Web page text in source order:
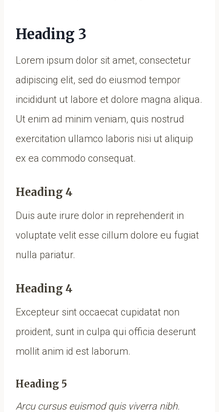
Heading 3
Lorem ipsum dolor sit amet, consectetur
adipiscing elit, sed do eiusmod tempor
incididunt ut labore et dolore magna aliqua.
Ut enim ad minim veniam, quis nostrud
exercitation ullamco laboris nisi ut aliquip
ex ea commodo consequat.
Heading 4
Duis aute irure dolor in reprehenderit in
voluptate velit esse cillum dolore eu fugiat
nulla pariatur.
Heading 4
Excepteur sint occaecat cupidatat non
proident, sunt in culpa qui officia deserunt
mollit anim id est laborum.
Heading 5
Arcu cursus euismod quis viverra nibh.